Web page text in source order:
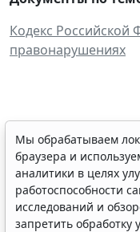
Кодекс
правонарушениях
ВС РФ
незаконным
личности
7 августа 2026 16:37
Мы обрабатываем
браузера и
аналитики в целях
работоспособности
исследований и
запретить обработку